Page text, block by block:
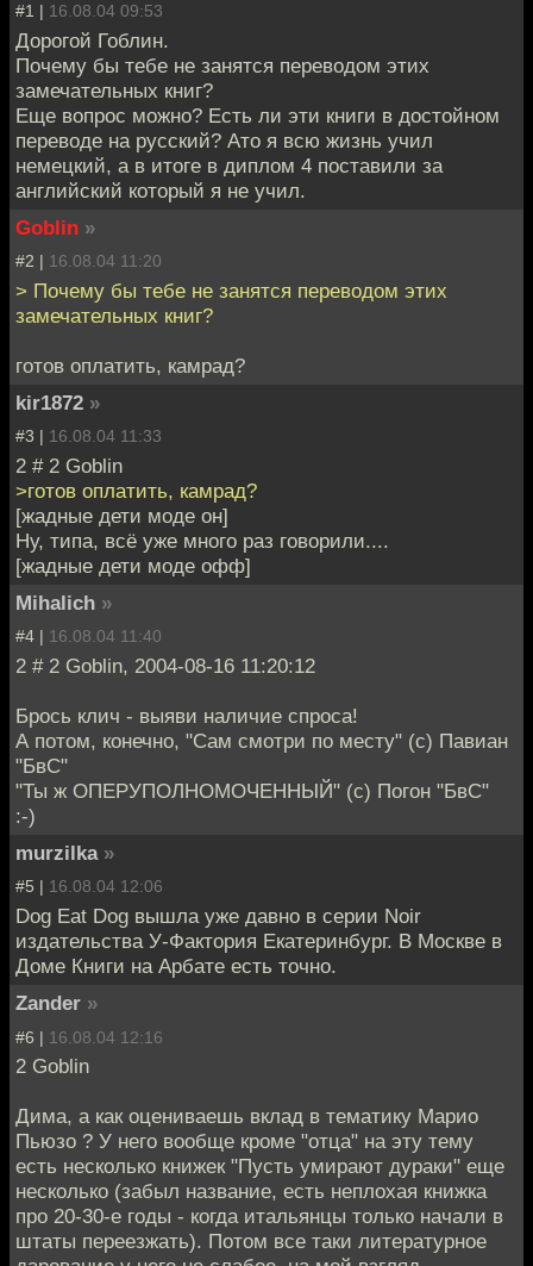
#1 | 16.08.04 09:53
Дорогой Гоблин.
Почему бы тебе не занятся переводом этих
замечательных книг?
Еще вопрос можно? Есть ли эти книги в достойном
переводе на русский? Ато я всю жизнь учил
немецкий, а в итоге в диплом 4 поставили за
английский который я не учил.
Goblin »
#2 | 16.08.04 11:20
> Почему бы тебе не занятся переводом этих
замечательных книг?
готов оплатить, камрад?
kir1872 »
#3 | 16.08.04 11:33
2 # 2 Goblin
>готов оплатить, камрад?
[жадные дети моде он]
Ну, типа, всё уже много раз говорили....
[жадные дети моде офф]
Mihalich »
#4 | 16.08.04 11:40
2 # 2 Goblin, 2004-08-16 11:20:12
Брось клич - выяви наличие спроса!
А потом, конечно, "Сам смотри по месту" (с) Павиан
"БвС"
"Ты ж ОПЕРУПОЛНОМОЧЕННЫЙ" (с) Погон "БвС"
:-)
murzilka »
#5 | 16.08.04 12:06
Dog Eat Dog вышла уже давно в серии Noir
издательства У-Фактория Екатеринбург. В Москве в
Доме Книги на Арбате есть точно.
Zander »
#6 | 16.08.04 12:16
2 Goblin
Дима, а как оцениваешь вклад в тематику Марио
Пьюзо ? У него вообще кроме "отца" на эту тему
есть несколько книжек "Пусть умирают дураки" еще
несколько (забыл название, есть неплохая книжка
про 20-30-е годы - когда итальянцы только начали в
штаты переезжать). Потом все таки литературное